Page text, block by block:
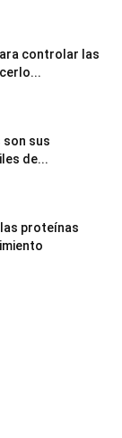
controlar las
son sus
de...
proteínas